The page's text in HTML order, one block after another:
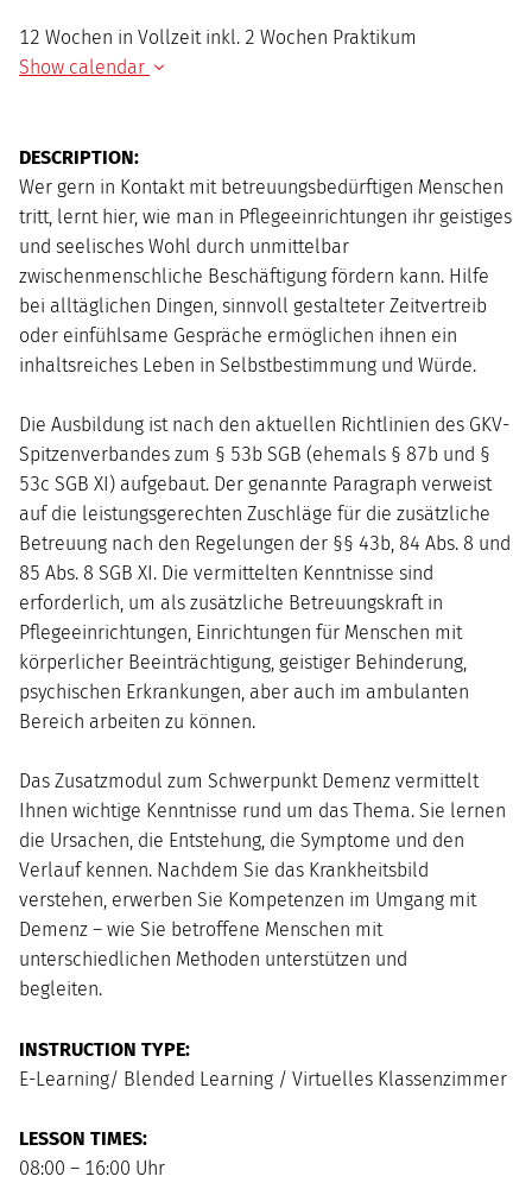
12 Wochen in Vollzeit inkl. 2 Wochen Praktikum
Show calendar
DESCRIPTION:
Wer gern in Kontakt mit betreuungsbedürftigen Menschen
tritt, lernt hier, wie man in Pflegeeinrichtungen ihr geistiges
und seelisches Wohl durch unmittelbar
zwischenmenschliche Beschäftigung fördern kann. Hilfe
bei alltäglichen Dingen, sinnvoll gestalteter Zeitvertreib
oder einfühlsame Gespräche ermöglichen ihnen ein
inhaltsreiches Leben in Selbstbestimmung und Würde.
Die Ausbildung ist nach den aktuellen Richtlinien des GKV-
Spitzenverbandes zum § 53b SGB (ehemals § 87b und §
53c SGB XI) aufgebaut. Der genannte Paragraph verweist
auf die leistungsgerechten Zuschläge für die zusätzliche
Betreuung nach den Regelungen der §§ 43b, 84 Abs. 8 und
85 Abs. 8 SGB XI. Die vermittelten Kenntnisse sind
erforderlich, um als zusätzliche Betreuungskraft in
Pflegeeinrichtungen, Einrichtungen für Menschen mit
körperlicher Beeinträchtigung, geistiger Behinderung,
psychischen Erkrankungen, aber auch im ambulanten
Bereich arbeiten zu können.
Das Zusatzmodul zum Schwerpunkt Demenz vermittelt
Ihnen wichtige Kenntnisse rund um das Thema. Sie lernen
die Ursachen, die Entstehung, die Symptome und den
Verlauf kennen. Nachdem Sie das Krankheitsbild
verstehen, erwerben Sie Kompetenzen im Umgang mit
Demenz – wie Sie betroffene Menschen mit
unterschiedlichen Methoden unterstützen und
begleiten.
INSTRUCTION TYPE:
E-Learning/ Blended Learning / Virtuelles Klassenzimmer
LESSON TIMES:
08:00 – 16:00 Uhr